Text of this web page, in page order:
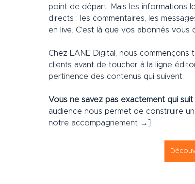
point de départ. Mais les informations
directs : les commentaires, les
en live. C'est là que vos abonnés vous
Chez LANE Digital, nous
clients avant de toucher à la ligne
pertinence des contenus qui suivent.
Vous ne savez pas exactement qui
audience nous permet de construire
notre accompagnement →]